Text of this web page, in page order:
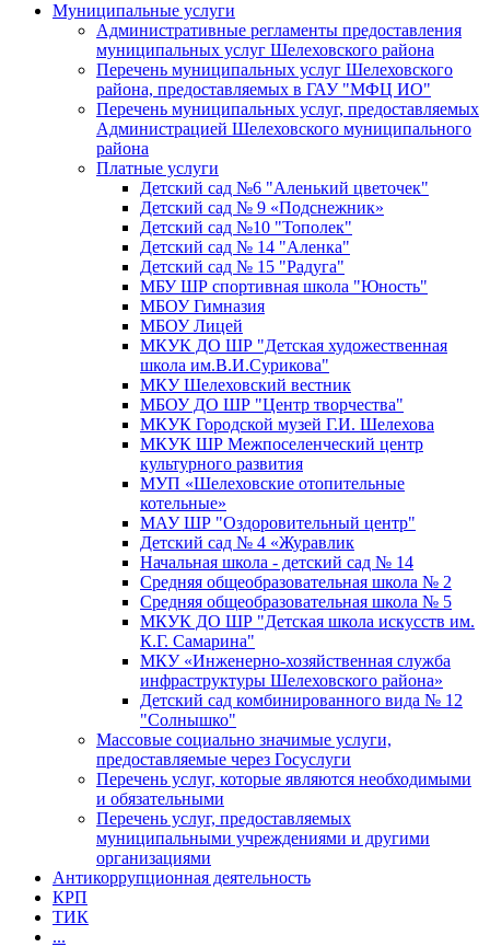
Муниципальные услуги
Административные регламенты предоставления
муниципальных услуг Шелеховского района
Перечень муниципальных услуг Шелеховского
района, предоставляемых в ГАУ "МФЦ ИО"
Перечень муниципальных услуг, предоставляемых
Администрацией Шелеховского муниципального
района
Платные услуги
Детский сад №6 "Аленький цветочек"
Детский сад № 9 «Подснежник»
Детский сад №10 "Тополек"
Детский сад № 14 "Аленка"
Детский сад № 15 "Радуга"
МБУ ШР спортивная школа "Юность"
МБОУ Гимназия
МБОУ Лицей
МКУК ДО ШР "Детская художественная
школа им.В.И.Сурикова"
МКУ Шелеховский вестник
МБОУ ДО ШР "Центр творчества"
МКУК Городской музей Г.И. Шелехова
МКУК ШР Межпоселенческий центр
культурного развития
МУП «Шелеховские отопительные
котельные»
МАУ ШР "Оздоровительный центр"
Детский сад № 4 «Журавлик
Начальная школа - детский сад № 14
Средняя общеобразовательная школа № 2
Средняя общеобразовательная школа № 5
МКУК ДО ШР "Детская школа искусств им.
К.Г. Самарина"
МКУ «Инженерно-хозяйственная служба
инфраструктуры Шелеховского района»
Детский сад комбинированного вида № 12
"Солнышко"
Массовые социально значимые услуги,
предоставляемые через Госуслуги
Перечень услуг, которые являются необходимыми
и обязательными
Перечень услуг, предоставляемых
муниципальными учреждениями и другими
организациями
Антикоррупционная деятельность
КРП
ТИК
...